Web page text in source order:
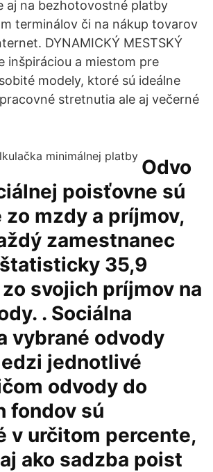
aj na bezhotovostné platby
terminálov či na nákup tovarov
DYNAMICKÝ MESTSKÝ
inšpiráciou a miestom pre
modely, ktoré sú ideálne
stretnutia ale aj večerné
Odvo
poisťovne sú
zo mzdy a príjmov,
zamestnanec
35,9
svojich príjmov na
. Sociálna
vybrané odvody
jednotlivé
odvody do
fondov sú
v určitom percente,
ako sadzba poist